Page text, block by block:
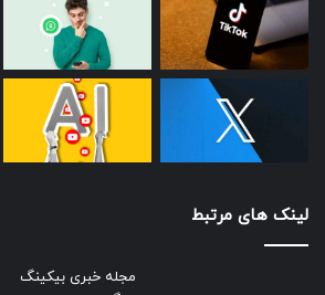
لینک های مرتبط
مجله خبری بیکینگ